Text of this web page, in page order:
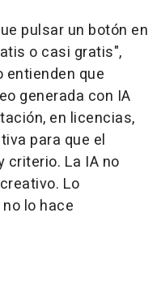
pulsar un botón en
o casi gratis",
entienden que
generada con IA
en licencias,
para que el
criterio. La IA no
Lo
lo hace